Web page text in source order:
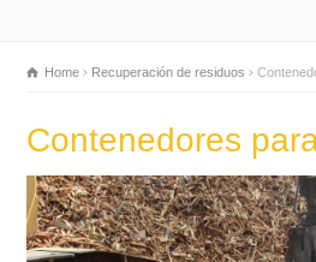
Home Recuperación de residuos
Contenedores